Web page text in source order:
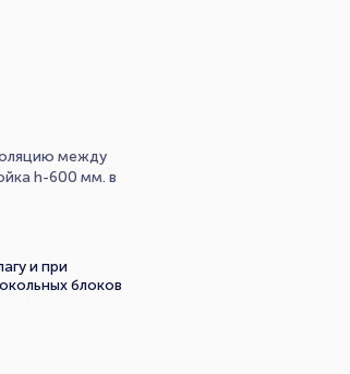
между
h-600 мм. в
и при
блоков